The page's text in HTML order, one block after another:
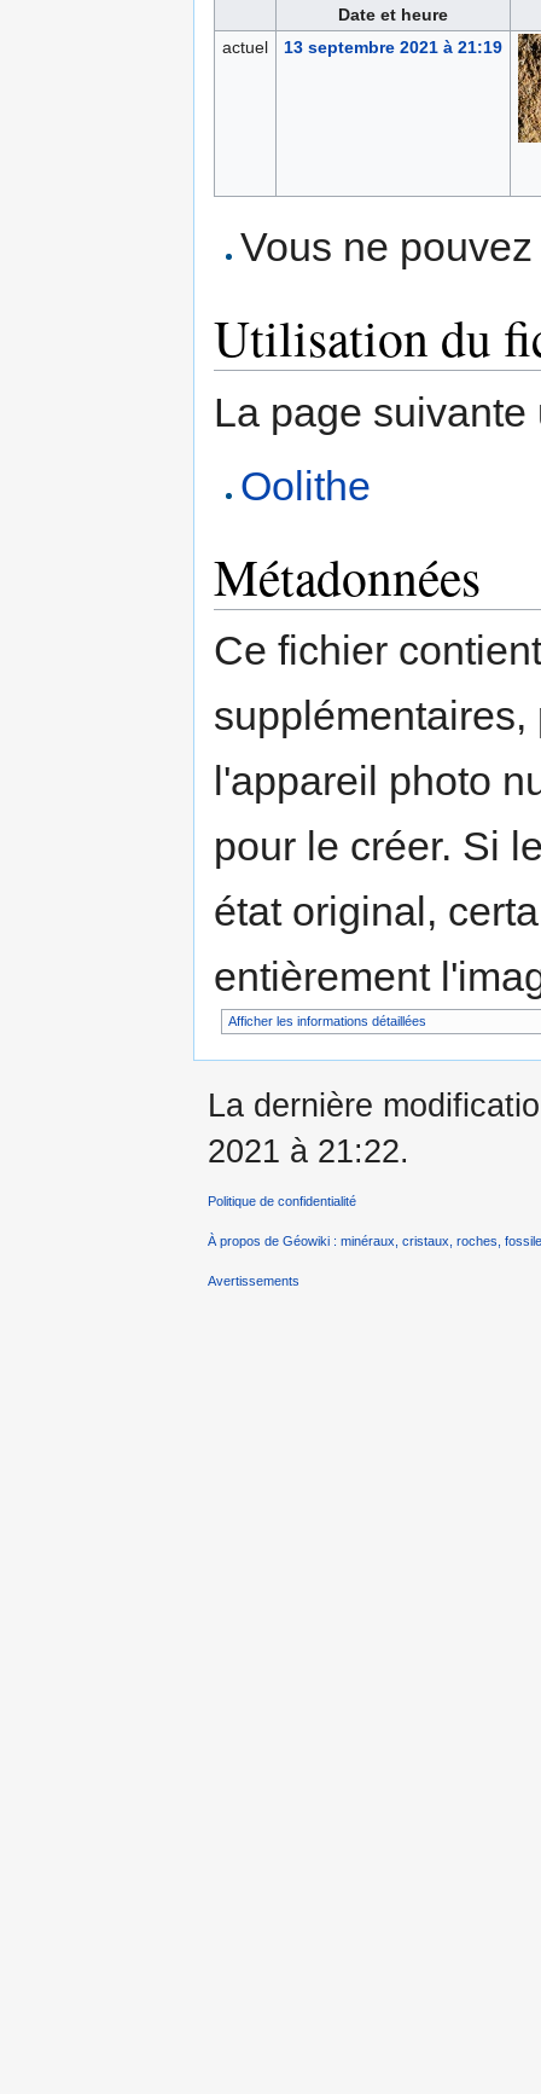
Date et heure
actuel
13 septembre 2021 à 21:19
Vous ne
Utilisation du
La page
Oolithe
Métadonnées
Ce fichier
l'appareil photo
pour le créer. Si
état original,
entièrement
Afficher les informations détaillées
La dernière
2021 à 21:22.
Politique de confidentialité
À propos de Géowiki : minéraux, cristaux, roches,
Avertissements